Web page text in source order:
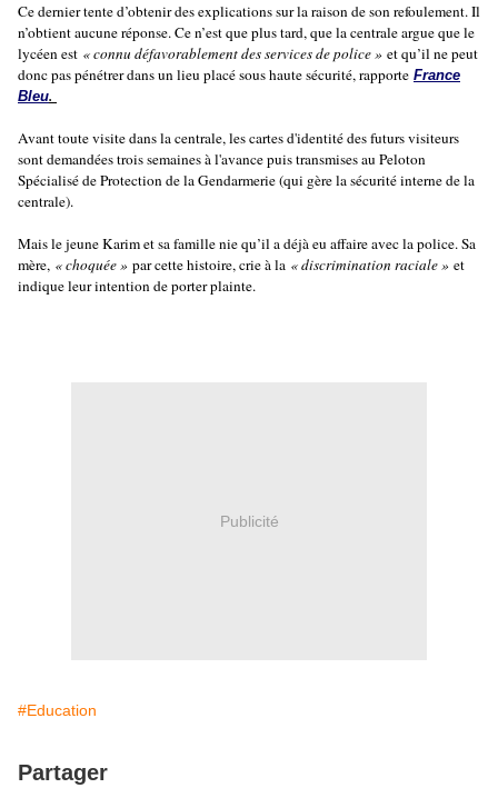
Ce dernier tente d’obtenir des explications sur la raison de son refoulement. Il
n’obtient aucune réponse. Ce n’est que plus tard, que la centrale argue que le
lycéen est « connu défavorablement des services de police » et qu’il ne peut
donc pas pénétrer dans un lieu placé sous haute sécurité, rapporte France
Bleu.
Avant toute visite dans la centrale, les cartes d'identité des futurs visiteurs
sont demandées trois semaines à l'avance puis transmises au Peloton
Spécialisé de Protection de la Gendarmerie (qui gère la sécurité interne de la
centrale).
Mais le jeune Karim et sa famille nie qu’il a déjà eu affaire avec la police. Sa
mère, « choquée » par cette histoire, crie à la « discrimination raciale » et
indique leur intention de porter plainte.
Publicité
#Education
Partager